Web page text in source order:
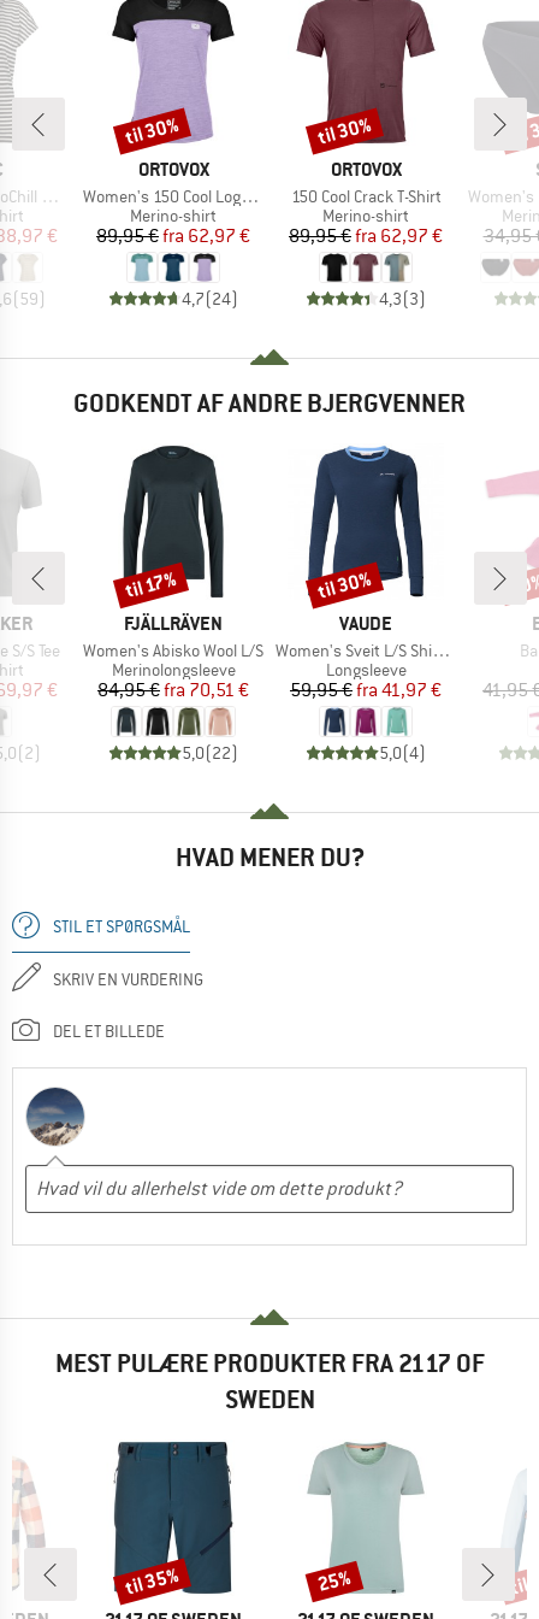
Tee St
pris
€
(59)
MÆRKE
ORTOVOX
Artikel
Women's 150 Cool Logo T-Shirt
Produktgruppe
Merino-shirt
Pris
89,95 € Nedsat pris
fra 62,97 €
4,7(24)
Rabat
til 30%
MÆRKE
ORTOVOX
Artikel
150 Cool Crack T-Shirt
Produktgruppe
Merino-shirt
Pris
89,95 € Nedsat pris
fra 62,97 €
4,3(3)
Rabat
til 30%
Artikel
Women's
34,95
GODKENDT AF ANDRE BJERGVENNER
S/S Tee
pris
€
(2)
MÆRKE
FJÄLLRÄVEN
Artikel
Women's Abisko Wool L/S
Produktgruppe
Merinolongsleeve
Pris
84,95 € Nedsat pris
fra 70,51 €
5,0(22)
Rabat
til 17%
MÆRKE
VAUDE
Artikel
Women's Sveit L/S Shirt II
Produktgruppe
Longsleeve
Pris
59,95 € Nedsat pris
fra 41,97 €
5,0(4)
Rabat
til 30%
41,95
HVAD MENER DU?
STIL ET SPØRGSMÅL
SKRIV EN VURDERING
DEL ET BILLEDE
MEST PULÆRE PRODUKTER FRA 2117 OF
SWEDEN
Rabat
til 35% Rabat
25% til